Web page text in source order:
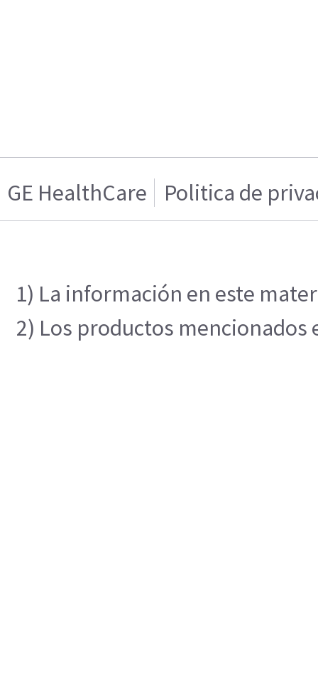
GE HealthCare Politica de
1) La información en este
2) Los productos